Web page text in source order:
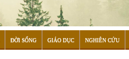
ĐỜI SỐNG GIÁO DỤC NGHIÊN CỨU